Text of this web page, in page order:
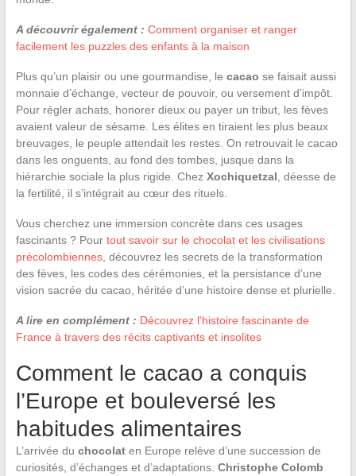
A découvrir également : Comment organiser et ranger
facilement les puzzles des enfants à la maison
Plus qu’un plaisir ou une gourmandise, le cacao se faisait aussi
monnaie d’échange, vecteur de pouvoir, ou versement d’impôt.
Pour régler achats, honorer dieux ou payer un tribut, les fèves
avaient valeur de sésame. Les élites en tiraient les plus beaux
breuvages, le peuple attendait les restes. On retrouvait le cacao
dans les onguents, au fond des tombes, jusque dans la
hiérarchie sociale la plus rigide. Chez Xochiquetzal , déesse de
la fertilité, il s’intégrait au cœur des rituels.
Vous cherchez une immersion concrète dans ces usages
fascinants ? Pour tout savoir sur le chocolat et les civilisations
précolombiennes, découvrez les secrets de la transformation
des fèves, les codes des cérémonies, et la persistance d’une
vision sacrée du cacao, héritée d’une histoire dense et plurielle.
A lire en complément : Découvrez l'histoire fascinante de
France à travers des récits captivants et insolites
Comment le cacao a conquis
l’Europe et bouleversé les
habitudes alimentaires
L’arrivée du chocolaten Europe relève d’une succession de
curiosités, d’échanges et d’adaptations. Christophe Colomb